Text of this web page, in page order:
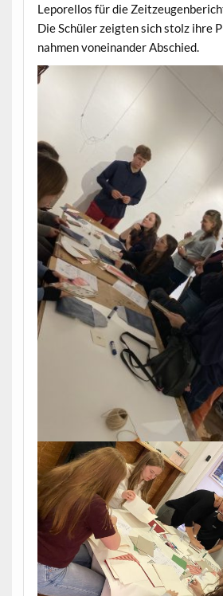
Leporellos für die
Die Schüler zeigten sich stolz ihre
nahmen voneinander Abschied.